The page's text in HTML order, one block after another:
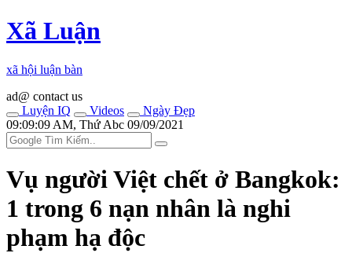
Xã Luận
xã hội luận bàn
ad@ contact us
Luyện IQ
Videos
Ngày Đẹp
09:09:09 AM, Thứ Abc 09/09/2021
Vụ người Việt chết ở Bangkok:
1 trong 6 nạn nhân là nghi
phạm hạ độc